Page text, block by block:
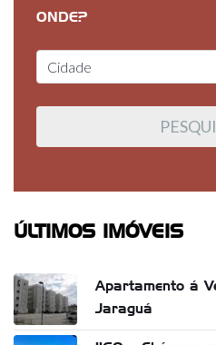
ONDE?
ÚLTIMOS IMÓVEIS
Apartamento á
Jaraguá